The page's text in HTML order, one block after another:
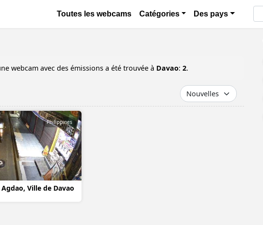
Основная навигация
Toutes les webcams Catégories Des pays
webcam avec des émissions a été trouvée à Davao: 2.
Ville de Davao
Philippines